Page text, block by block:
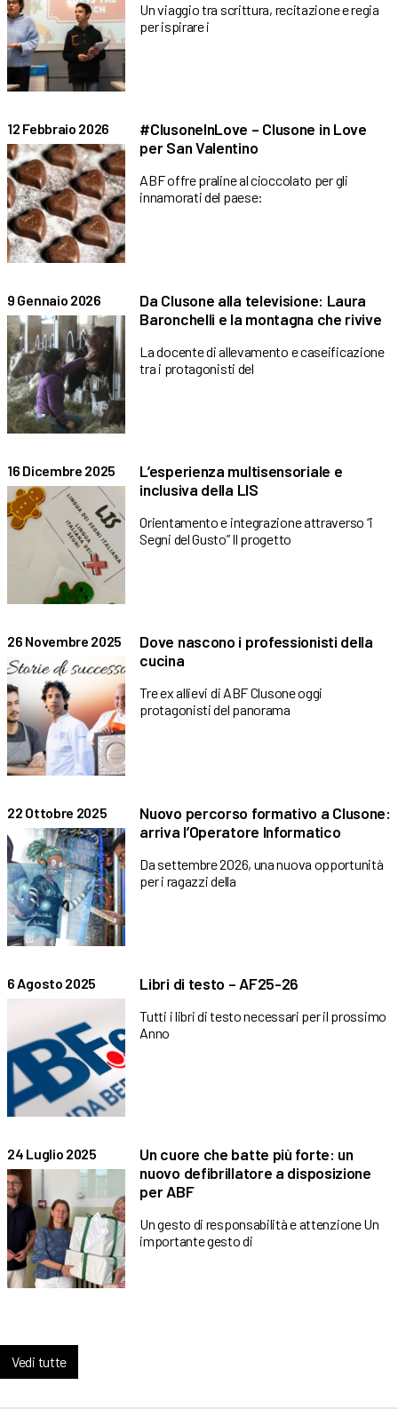
Un viaggio tra scrittura, recitazione e regia
per ispirare i
12 Febbraio 2026
#ClusoneInLove – Clusone in Love
per San Valentino
ABF offre praline al cioccolato per gli
innamorati del paese:
9 Gennaio 2026
Da Clusone alla televisione: Laura
Baronchelli e la montagna che rivive
La docente di allevamento e caseificazione
tra i protagonisti del
16 Dicembre 2025
L’esperienza multisensoriale e
inclusiva della LIS
Orientamento e integrazione attraverso “i
Segni del Gusto” Il progetto
26 Novembre 2025
Dove nascono i professionisti della
cucina
Tre ex allievi di ABF Clusone oggi
protagonisti del panorama
22 Ottobre 2025
Nuovo percorso formativo a Clusone:
arriva l’Operatore Informatico
Da settembre 2026, una nuova opportunità
per i ragazzi della
6 Agosto 2025 Libri di testo – AF25-26
Tutti i libri di testo necessari per il prossimo
Anno
24 Luglio 2025
Un cuore che batte più forte: un
nuovo defibrillatore a disposizione
per ABF
Un gesto di responsabilità e attenzione Un
importante gesto di
Vedi tutte